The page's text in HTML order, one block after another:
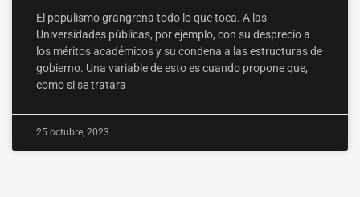
El populismo grangrena todo lo que toca. A las
Universidades públicas, por ejemplo, con su desprecio a
los méritos académicos y su condena a las estructuras de
gobierno. Una variable de esto es cuando propone que,
como si se tratara
25 octubre, 2023